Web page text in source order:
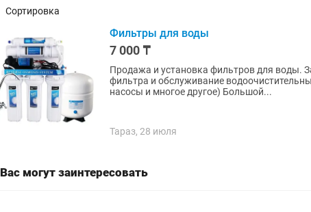
Сортировка
Фильтры для воды
7 000 ₸
Продажа и установка фильтров для воды.
фильтра и обслуживание
насосы и многое другое) Большой...
Тараз, 28 июля
Вас могут заинтересовать